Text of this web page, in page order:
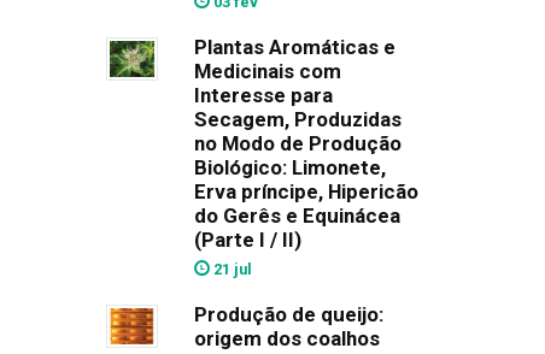
Plantas Aromáticas e
Medicinais com
Interesse para
Secagem, Produzidas
no Modo de Produção
Biológico: Limonete,
Erva príncipe, Hipericão
do Gerês e Equinácea
(Parte I / II)
21 jul
Produção de queijo:
origem dos coalhos